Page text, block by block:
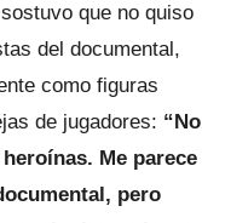
que no quiso
del documental,
como figuras
de jugadores: “No
Me parece
pero